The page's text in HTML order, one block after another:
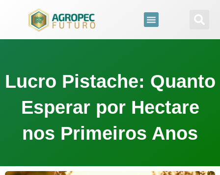
conteúdo
Lucro Pistache: Quanto
Esperar por Hectare
nos Primeiros Anos